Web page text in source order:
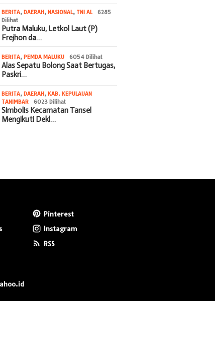
BERITA,DAERAH,NASIONAL, TNI AL
6285
Dilihat
Putra Maluku, Letkol Laut (P)
Frejhon da…
BERITA,PEMDA MALUKU 6054 Dilihat
Alas Sepatu Bolong Saat Bertugas,
Paskri…
BERITA,DAERAH,KAB. KEPULAUAN
TANIMBAR
6023 Dilihat
Simbolis Kecamatan Tansel
Mengikuti Dekl…
Pinterest
Instagram
RSS